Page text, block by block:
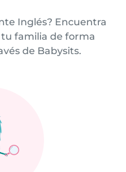
Inglés? Encuentra
familia de forma
de Babysits.